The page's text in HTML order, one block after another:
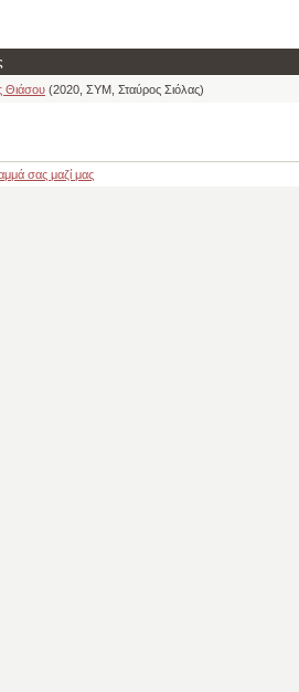
Θιάσου (2020, ΣΥΜ, Σταύρος Σιόλας)
σας μαζί μας